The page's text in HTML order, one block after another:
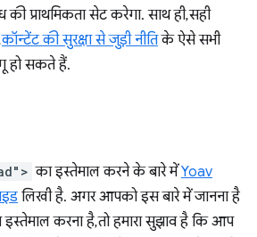
प्राथमिकता सेट करेगा. साथ ही, सही
कॉन्टेंट की सुरक्षा से जुड़ी नीतिके ऐसे सभी
हो सकते हैं.
का इस्तेमाल करने के बारे मेंYoav
लिखी है. अगर आपको इस बारे में जानना है
करना है, तो हमारा सुझाव है कि आप